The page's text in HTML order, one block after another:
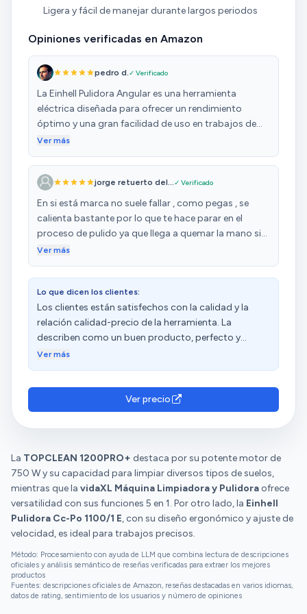
Ligera y fácil de manejar durante largos periodos
Opiniones verificadas en Amazon
pedro d.✓ Verificado
La Einhell Pulidora Angular es una herramienta
eléctrica diseñada para ofrecer un rendimiento
óptimo y una gran facilidad de uso en trabajos de
pulido y lijado. En esta reseña, destacaré las
compartiré mi experiencia con el producto. Diseño y
Ergonomía: La Einhell Pulidora Angular presenta un
diseño compacto y ergonómico que facilita su
manejo y control durante el uso. La herramienta
cuenta con un mango auxiliar ajustable y un agarre
su uso prolongado. Facilidad de Uso: Una de las
principales ventajas de la Einhell Pulidora Angular es
su facilidad de uso. La herramienta cuenta con un
interruptor de encendido y apagado fácilmente
accesible y un sistema de bloqueo del eje que
ajustable, lo que permite adaptarla a diferentes tipos
de materiales y aplicaciones. Rendimiento y Potencia:
La herramienta es capaz de alcanzar altas
velocidades de rotación, lo que garantiza un pulido y
lijado eficiente y uniforme en una amplia variedad de
superficies y materiales. Durabilidad y
Mantenimiento: La calidad de construcción y los
materiales utilizados en la Einhell Pulidora Angular
mantenimiento. La herramienta cuenta con
componentes resistentes al desgaste y un sistema
de protección contra sobrecargas que protege el
Ver más
jorge retuerto del...✓ Verificado
En si está marca no suele fallar , como pegas , se
calienta bastante por lo que te hace parar en el
proceso de pulido ya que llega a quemar la mano si
sujetas directamente el cabezal , por otro lado a mí
trabajos más finos que no se requiere velocidad .
Ver más
Lo que dicen los clientes:
Los clientes están satisfechos con la calidad y la
relación calidad-precio de la herramienta. La
describen como un buen producto, perfecto y
magnífico. Además, valoran su apariencia y facilidad
Ver más
Ver precio
La TOPCLEAN 1200PRO+ destaca por su potente motor de
750 W y su capacidad para limpiar diversos tipos de suelos,
mientras que la vidaXL Máquina Limpiadora y Pulidora ofrece
versatilidad con sus funciones 5 en 1. Por otro lado, la Einhell
Pulidora Cc-Po 1100/1 E, con su diseño ergonómico y ajuste de
velocidad, es ideal para trabajos precisos.
Método: Procesamiento con ayuda de LLM que combina lectura de descripciones
oficiales y análisis semántico de reseñas verificadas para extraer los mejores
productos
Fuentes: descripciones oficiales de Amazon, reseñas destacadas en varios idiomas,
datos de rating, sentimiento de los usuarios y número de opiniones